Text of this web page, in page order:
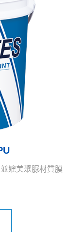
媲美聚脲材質膜